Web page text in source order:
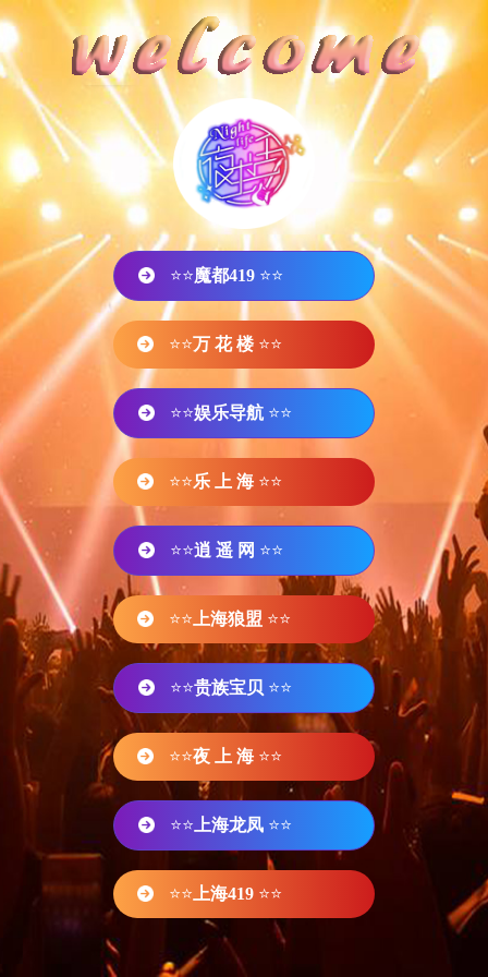
⭐⭐魔都419 ⭐⭐
⭐⭐万 花 楼 ⭐⭐
⭐⭐娱乐导航 ⭐⭐
⭐⭐乐 上 海 ⭐⭐
⭐⭐逍 遥 网 ⭐⭐
⭐⭐ 上海狼盟 ⭐⭐
⭐⭐贵族宝贝 ⭐⭐
⭐⭐夜 上 海 ⭐⭐
⭐⭐ 上海龙凤 ⭐⭐
⭐⭐ 上海419 ⭐⭐